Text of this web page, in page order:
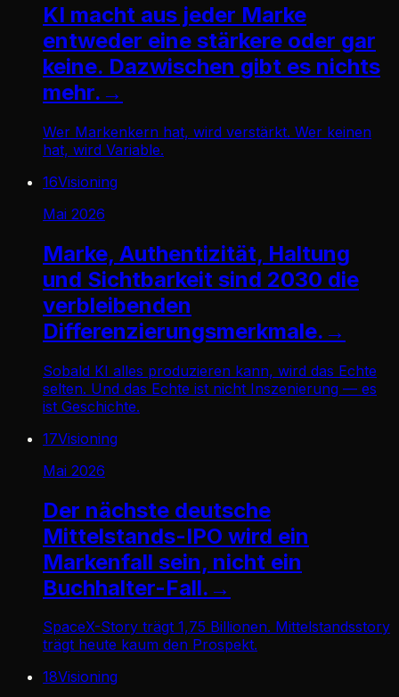
KI macht aus jeder Marke
entweder eine stärkere oder gar
keine. Dazwischen gibt es nichts
mehr. →
Wer Markenkern hat, wird verstärkt. Wer keinen
hat, wird Variable.
16Visioning
Mai 2026
Marke, Authentizität, Haltung
und Sichtbarkeit sind 2030 die
verbleibenden
Differenzierungsmerkmale. →
Sobald KI alles produzieren kann, wird das Echte
selten. Und das Echte ist nicht Inszenierung — es
ist Geschichte.
17Visioning
Mai 2026
Der nächste deutsche
Mittelstands-IPO wird ein
Markenfall sein, nicht ein
Buchhalter-Fall. →
SpaceX-Story trägt 1,75 Billionen. Mittelstandsstory
trägt heute kaum den Prospekt.
18Visioning